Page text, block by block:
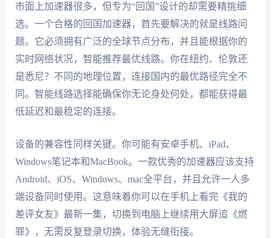
市面上加速器很多，但专为“回国”设计的却需要精挑细
选。一个合格的回国加速器，首先要解决的就是线路问
题。它必须拥有广泛的全球节点分布，并且能根据你的
实时网络状况，智能推荐最优线路。你在纽约、伦敦还
是悉尼？不同的地理位置，连接国内的最优路径完全不
同。智能线路选择能确保你无论身处何处，都能获得最
低延迟和最稳定的连接。
设备的兼容性同样关键。你可能有安卓手机、iPad、
Windows笔记本和MacBook。一款优秀的加速器应该支持
Android、iOS、Windows、mac全平台，并且允许一人多
端设备同时使用。这意味着你可以在手机上看完《我的
差评女友》最新一集，切换到电脑上继续用大屏追《燃
罪》，无需反复登录切换，体验无缝衔接。